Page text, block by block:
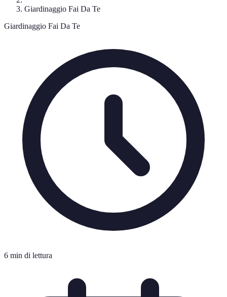
Giardinaggio Fai Da Te
Giardinaggio Fai Da Te
6 min di lettura